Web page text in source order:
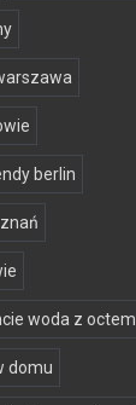
berlin
woda z octem
domu